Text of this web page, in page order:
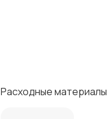
Расходные материалы